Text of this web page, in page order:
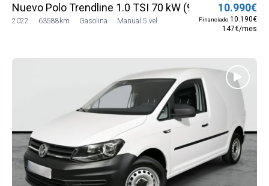
Nuevo Polo Trendline 1.0 TSI 70 kW (95 CV) SG5
2022 63588km Gasolina Manual 5 vel
10.990€
Financiado 10.190€
147€/mes